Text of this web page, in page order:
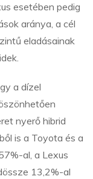
esetében pedig
aránya, a cél
eladásainak
a dízel
nyerő hibrid
is a Toyota és a
al, a Lexus
13,2%-al